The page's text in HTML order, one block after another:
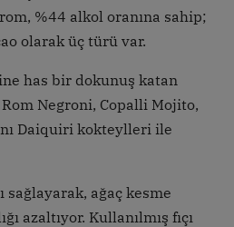
%44 alkol oranına sahip;
olarak üç türü var.
has bir dokunuş katan
Negroni, Copalli Mojito,
Daiquiri kokteylleri ile
sağlayarak, ağaç kesme
azaltıyor. Kullanılmış fıçı